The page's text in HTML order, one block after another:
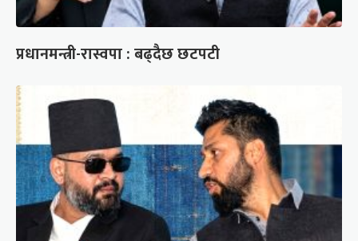
प्रधानमन्त्री-रास्वपा : बढ्दैछ छटपटी